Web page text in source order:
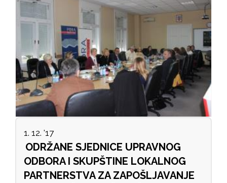
1. 12. '17
ODRŽANE SJEDNICE UPRAVNOG
ODBORA I SKUPŠTINE LOKALNOG
PARTNERSTVA ZA ZAPOŠLJAVANJE